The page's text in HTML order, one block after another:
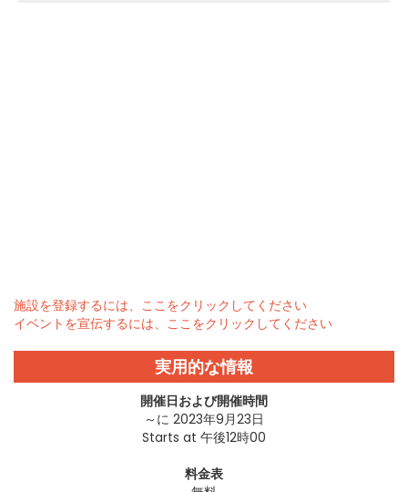
施設を登録するには、ここをクリックしてください
イベントを宣伝するには、ここをクリックしてください
実用的な情報
開催日および開催時間
～に 2023年9月23日
Starts at 午後12時00
料金表